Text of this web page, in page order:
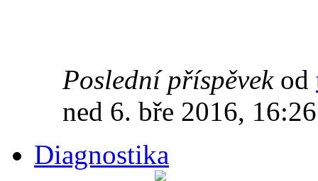
Poslední příspěvek od
ned 6. bře 2016, 16:26
Diagnostika